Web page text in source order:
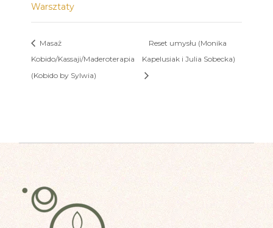
Warsztaty
Masaż
Kobido/Kassaji/Maderoterapia
(Kobido by Sylwia)
Reset umysłu (Monika
Kapelusiak i Julia Sobecka)